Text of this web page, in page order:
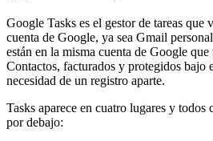
Google Tasks es el gestor de tareas que
cuenta de Google, ya sea Gmail
están en la misma cuenta de Google
Contactos, facturados y protegidos bajo
necesidad de un registro aparte.
Tasks aparece en cuatro lugares y todos
por debajo: